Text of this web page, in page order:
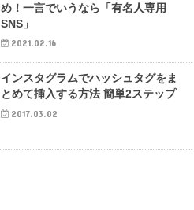
め！一言でいうなら「有名人専用
SNS」
2021.02.16
インスタグラムでハッシュタグをま
とめて挿入する方法 簡単2ステップ
2017.03.02